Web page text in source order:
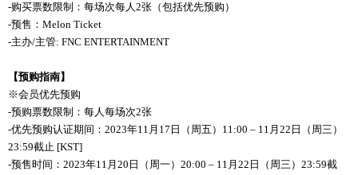
-购买票数限制：每场次每人2张 （包括优先预购 ）
-预售： Melon Ticket
-主办/主管: FNC ENTERTAINMENT
【预购指南】
※会员优先预购
-预购票数限制：每人每场次2张
-优先预购认证期间 ： 2023年11月17日（周五）11:00 – 11月22日（周三）
23:59截止 [KST]
-预售时间 ： 2023年11 月 20 日（周一） 20:00 – 11 月 22 日（周三） 23:59截